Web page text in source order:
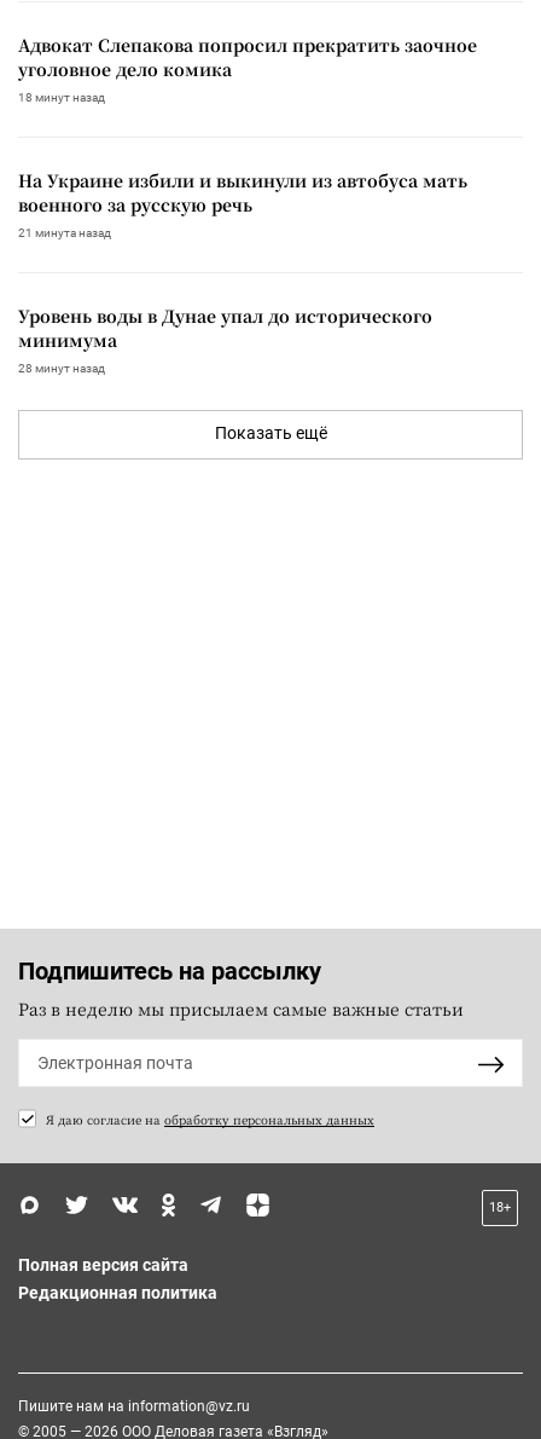
Адвокат Слепакова попросил прекратить заочное
уголовное дело комика
18 минут назад
На Украине избили и выкинули из автобуса мать
военного за русскую речь
21 минута назад
Уровень воды в Дунае упал до исторического
минимума
28 минут назад
Показать ещё
Подпишитесь на рассылку
Раз в неделю мы присылаем самые важные статьи
Я даю согласие на обработку персональных данных
18+
Полная версия сайта
Редакционная политика
Пишите нам на information@vz.ru
© 2005 — 2026 ООО Деловая газета «Взгляд»